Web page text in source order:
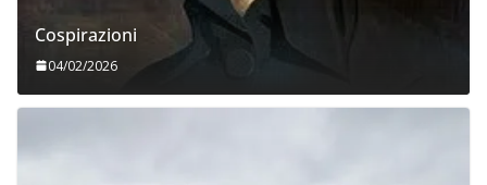
Cospirazioni
04/02/2026